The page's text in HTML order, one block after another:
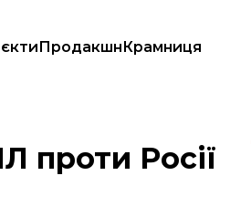
ПродакшнКрамниця
проти Росії